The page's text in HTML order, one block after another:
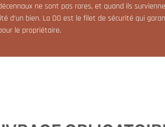
ne sont pas rares, et quand ils
d’un bien. La DO est le filet de sécurité qui
le propriétaire.